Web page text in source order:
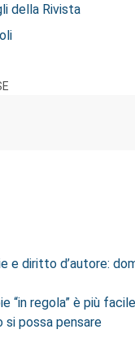
della Rivista
e diritto d’autore:
“in regola” è più facile
si possa pensare